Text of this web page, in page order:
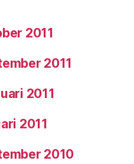
2011
2011
2011
2011
2010